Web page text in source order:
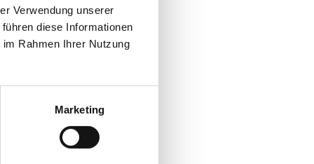
Verwendung unserer
diese Informationen
Rahmen Ihrer Nutzung
Marketing